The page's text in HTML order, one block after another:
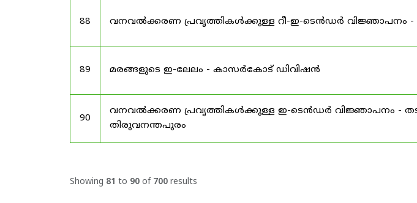
88 വനവൽക്കരണ പ്രവൃത്തികൾക്കുള്ള റീ-ഇ-ടെൻഡർ വിജ്ഞാപനം -
89 മരങ്ങളുടെ ഇ-ലേലം - കാസർകോട് ഡിവിഷൻ
90
വനവൽക്കരണ പ്രവൃത്തികൾക്കുള്ള ഇ-ടെൻഡർ വിജ്ഞാപനം - തടി
തിരുവനന്തപുരം
Showing 81 to 90 of 700 results